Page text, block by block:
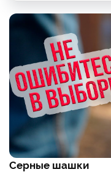
Серные шашки